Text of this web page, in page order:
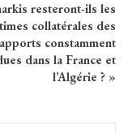
resteront-ils les
collatérales des
constamment
dans la France et
l’Algérie ? »